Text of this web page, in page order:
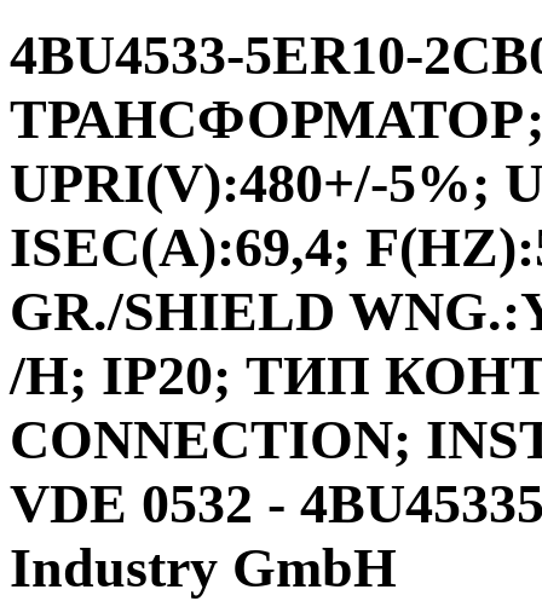
4BU4533-5ER10-
UPRI(V):480+/-5%;
ISEC(A):69,4;
GR./SHIELD
/H; IP20; ТИП
CONNECTION;
VDE 0532 -
Industry GmbH